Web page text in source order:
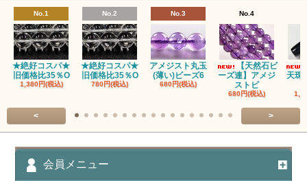
アズロマラカイト（Azuromalachite）
アパタイト
アベンチュリン(クォーツァイト/Aventurine)
アマゾナイト（天河石/Amazonite）
アポフィライト（Apophylite）/魚眼石
アメジスト（紫水晶/Amethyst）
No.1
★絶好コスパ★
旧価格比35％O
1,380円(税込)
No.2
★絶好コスパ★
旧価格比35％O
780円(税込)
No.3
アメジスト丸玉
(薄い)ビーズ6
680円(税込)
No.4
【天然石ビ
ーズ連】アメジ
ストビ
680円(税込)
天珠
< >
会員メニュー